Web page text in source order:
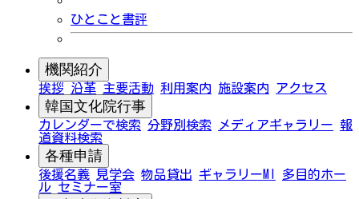
ひとこと書評
機関紹介
挨拶 沿革 主要活動 利用案内 施設案内 アクセス
韓国文化院行事
カレンダーで検索 分野別検索 メディアギャラリー 報
道資料検索
各種申請
後援名義 見学会 物品貸出 ギャラリーMI
多目的ホー
ル セミナー室